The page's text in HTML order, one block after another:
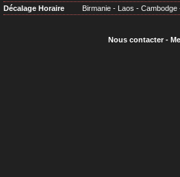
Décalage Horaire
Birmanie - Laos - Cambodge
Nous contacter-